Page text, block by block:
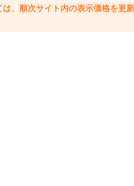
、順次サイト内の表示価格を更新